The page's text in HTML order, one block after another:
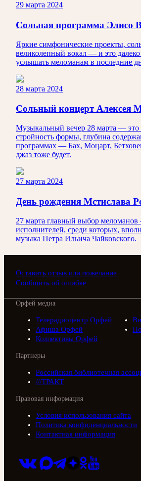
29 марта 2024
Сольная программа Элисо
Яркие симфонические проекты,
великолепный вокал — и это далеко
услышать меломанам в последние
28 марта 2024
Сольный концерт Алексея
Музыкальный вечер 28 марта — это
стройность формы, глубина
программах — Бах, Моцарт,
джаз тоже будет.
27 марта 2024
День рождения Мстислава
27 марта главный выбор
исполнителей, среди которых,
музыка Петра Ильича Чайковского.
Оставить отзыв или пожелание
Сообщить об ошибке
Орфей медиа
Телерадиоцентр Орфей
Афиша Орфей
Коллективы Орфей
Партнеры
Российская библиотечная
///ТРАКТ
Правовая информация
Условия использования сайта
Политика конфиденциальности
Контактная информация